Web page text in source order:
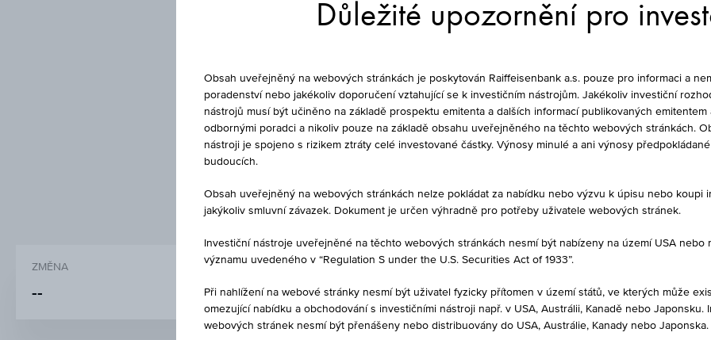
DLUHOPIS
IC RB AT1 III
ZMĚNA
--
NÁKUP
-
PRODEJ
-
Důležité upozornění pro
Obsah uveřejněný na webových stránkách je poskytován Raiffeisenbank a.s. pouze pro informaci a
poradenství nebo jakékoliv doporučení vztahující se k investičním nástrojům. Jakékoliv investiční
nástrojů musí být učiněno na základě prospektu emitenta a dalších informací publikovaných
odbornými poradci a nikoliv pouze na základě obsahu uveřejněného na těchto webových stránkách.
nástroji je spojeno s rizikem ztráty celé investované částky. Výnosy minulé a ani výnosy
budoucích.
Obsah uveřejněný na webových stránkách nelze pokládat za nabídku nebo výzvu k úpisu nebo koupi
jakýkoliv smluvní závazek. Dokument je určen výhradně pro potřeby uživatele webových stránek.
Investiční nástroje uveřejněné na těchto webových stránkách nesmí být nabízeny na území USA nebo
významu uvedeného v “Regulation S under the U.S. Securities Act of 1933”.
Při nahlížení na webové stránky nesmí být uživatel fyzicky přítomen v území států, ve kterých může
omezující nabídku a obchodování s investičními nástroji např. v USA, Austrálii, Kanadě nebo Japonsku.
webových stránek nesmí být přenášeny nebo distribuovány do USA, Austrálie, Kanady nebo Japonska.